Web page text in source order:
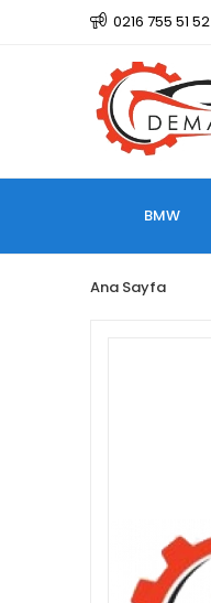
0216 755 51 52
BMW
Ana Sayfa